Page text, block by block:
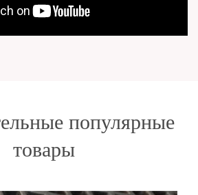
популярные
товары